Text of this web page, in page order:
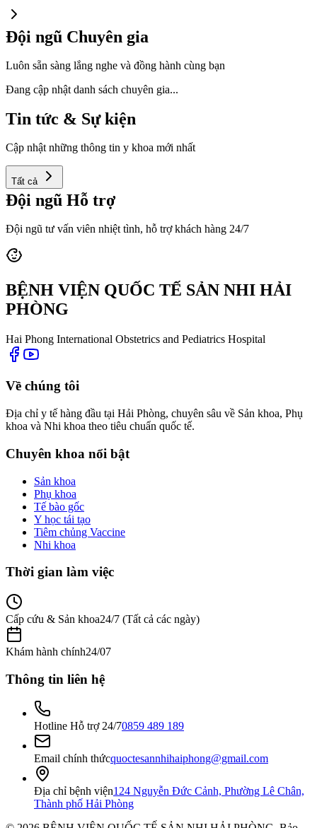
Đội ngũ Chuyên gia
Luôn sẵn sàng lắng nghe và đồng hành cùng bạn
Đang cập nhật danh sách chuyên gia...
Tin tức & Sự kiện
Cập nhật những thông tin y khoa mới nhất
Tất cả
Đội ngũ Hỗ trợ
Đội ngũ tư vấn viên nhiệt tình, hỗ trợ khách hàng 24/7
BỆNH VIỆN QUỐC TẾ SẢN NHI HẢI
PHÒNG
Hai Phong International Obstetrics and Pediatrics Hospital
Về chúng tôi
Địa chỉ y tế hàng đầu tại Hải Phòng, chuyên sâu về Sản khoa, Phụ
khoa và Nhi khoa theo tiêu chuẩn quốc tế.
Chuyên khoa nổi bật
Sản khoa
Phụ khoa
Tế bào gốc
Y học tái tạo
Tiêm chủng Vaccine
Nhi khoa
Thời gian làm việc
Cấp cứu & Sản khoa24/7 (Tất cả các ngày)
Khám hành chính24/07
Thông tin liên hệ
Hotline Hỗ trợ 24/70859 489 189
Email chính thứcquoctesannhihaiphong@gmail.com
Địa chỉ bệnh viện124 Nguyễn Đức Cảnh, Phường Lê Chân,
Thành phố Hải Phòng